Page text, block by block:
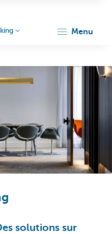
menu
solutions sur